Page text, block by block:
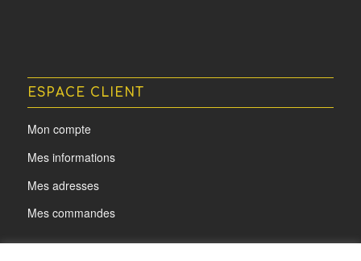
ESPACE CLIENT
Mon compte
Mes informations
Mes adresses
Mes commandes